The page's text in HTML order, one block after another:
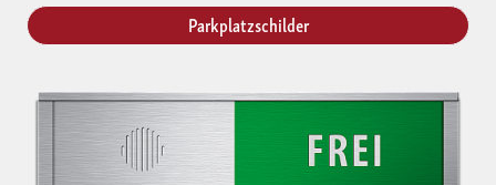
Parkplatzschilder